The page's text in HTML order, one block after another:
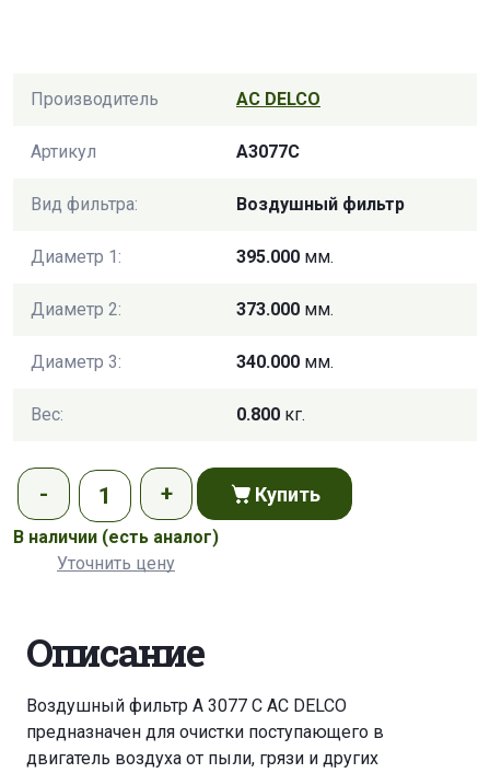
Производитель AC DELCO
Артикул A3077C
Вид фильтра: Воздушный фильтр
Диаметр 1: 395.000 мм.
Диаметр 2: 373.000 мм.
Диаметр 3: 340.000 мм.
Вес: 0.800 кг.
Купить
В наличии (есть аналог)
Уточнить цену
Описание
Воздушный фильтр A 3077 C AC DELCO
предназначен для очистки поступающего в
двигатель воздуха от пыли, грязи и других